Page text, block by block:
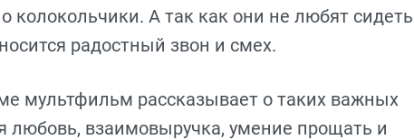
колокольчики. А так как они не любят сидеть
радостный звон и смех.
мультфильм рассказывает о таких важных
любовь, взаимовыручка, умение прощать и